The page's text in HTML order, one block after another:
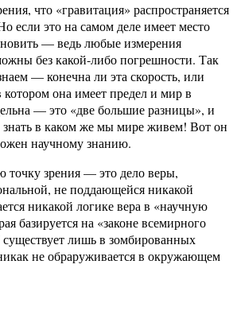
что «гравитация» распространяется
если это на самом деле имеет место
— ведь любые измерения
без какой-либо погрешности. Так
— конечна ли эта скорость, или
она имеет предел и мир в
— это «две большие разницы», и
знать в каком же мы мире живем! Вот он
научному знанию.
точку зрения — это дело веры,
не поддающейся никакой
никакой логике вера в «научную
базируется на «законе всемирного
существует лишь в зомбированных
не обраруживается в окружающем